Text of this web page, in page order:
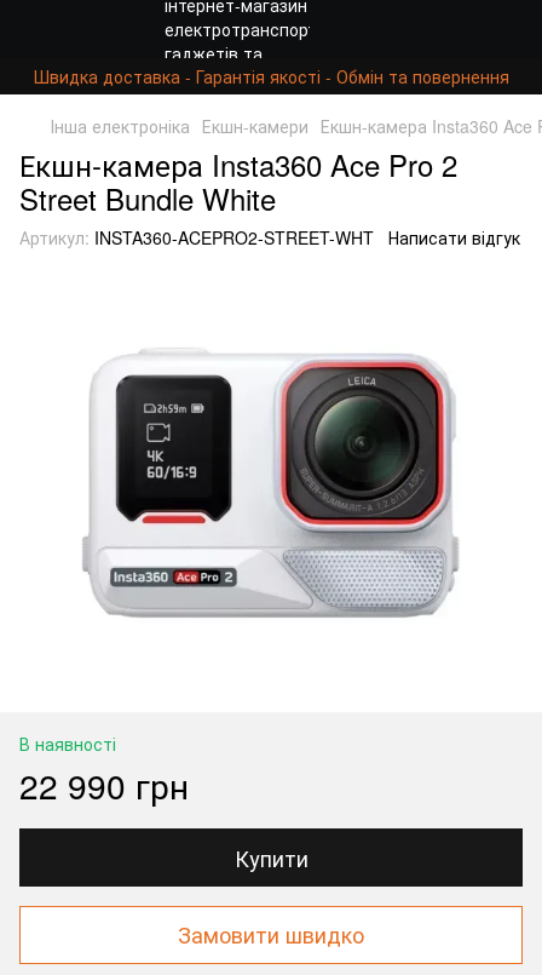
Швидка доставка - Гарантія якості - Обмін та повернення
Інша електроніка Екшн-камери Екшн-камера Insta360 Ace
Екшн-камера Insta360 Ace Pro 2
Street Bundle White
Артикул: INSTA360-ACEPRO2-STREET-WHT Написати відгук
В наявності
22 990 грн
Купити
Замовити швидко